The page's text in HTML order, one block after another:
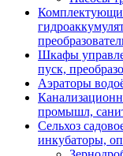
Шкафы
пуск,
Аэраторы
промышл,
Сельхоз
инкубаторы,